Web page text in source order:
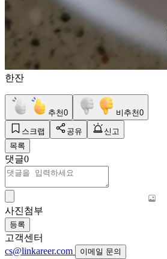
한잔
추천0 비추천0
스크랩 공유
신고
목록
댓글0
사진첨부
등록
고객센터
cs@linkareer.com
이메일 문의